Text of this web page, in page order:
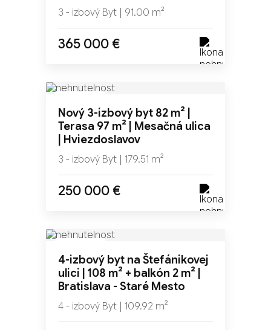
3 - izbový Byt | 91.00 m²
365 000 €
TOP
Nový 3-izbový byt 82 m² |
Terasa 97 m² | Mesačná ulica
| Hviezdoslavov
3 - izbový Byt | 179.51 m²
250 000 €
TOP
4-izbový byt na Štefánikovej
ulici | 108 m² + balkón 2 m² |
Bratislava - Staré Mesto
4 - izbový Byt | 109.92 m²